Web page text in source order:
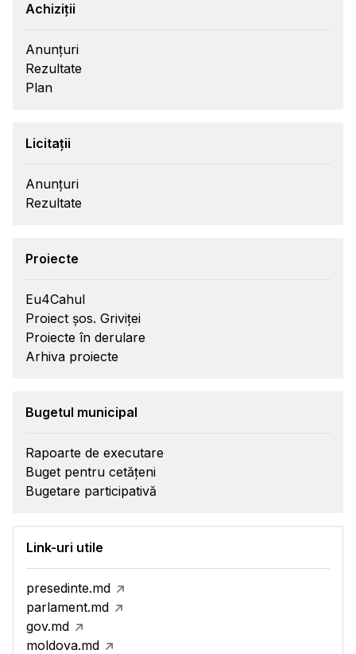
Achiziții
Anunțuri
Rezultate
Plan
Licitații
Anunțuri
Rezultate
Proiecte
Eu4Cahul
Proiect șos. Griviței
Proiecte în derulare
Arhiva proiecte
Bugetul municipal
Rapoarte de executare
Buget pentru cetățeni
Bugetare participativă
Link-uri utile
presedinte.md
parlament.md
gov.md
moldova.md